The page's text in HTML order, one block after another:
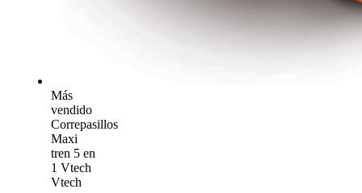
Más
vendido
Correpasillos
Maxi
tren 5 en
1 Vtech
Vtech